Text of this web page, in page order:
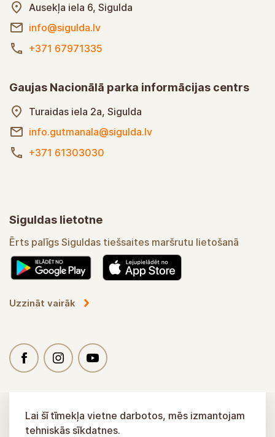
Ausekļa iela 6, Sigulda
info@sigulda.lv
+371 67971335
Gaujas Nacionālā parka informācijas centrs
Turaidas iela 2a, Sigulda
info.gutmanala@sigulda.lv
+371 61303030
Siguldas lietotne
Ērts palīgs Siguldas tiešsaites maršrutu lietošanā
Uzzināt vairāk
Lai šī tīmekļa vietne darbotos, mēs izmantojam
tehniskās sīkdatnes.